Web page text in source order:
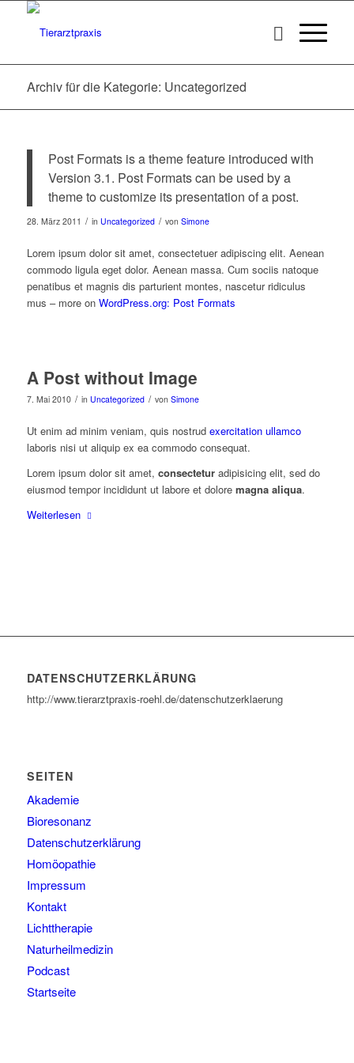
Archiv für die Kategorie: Uncategorized
Post Formats is a theme feature introduced with
Version 3.1. Post Formats can be used by a
theme to customize its presentation of a post.
28. März 2011 / in Uncategorized / von Simone
Lorem ipsum dolor sit amet, consectetuer adipiscing elit. Aenean
commodo ligula eget dolor. Aenean massa. Cum sociis natoque
penatibus et magnis dis parturient montes, nascetur ridiculus
mus – more on WordPress.org: Post Formats
A Post without Image
7. Mai 2010 / in Uncategorized / von Simone
Ut enim ad minim veniam, quis nostrud exercitation ullamco
laboris nisi ut aliquip ex ea commodo consequat.
Lorem ipsum dolor sit amet, consecteturadipisicing elit, sed do
eiusmod tempor incididunt ut labore et dolore magna aliqua.
Weiterlesen
DATENSCHUTZERKLÄRUNG
http://www.tierarztpraxis-roehl.de/datenschutzerklaerung
SEITEN
Akademie
Bioresonanz
Datenschutzerklärung
Homöopathie
Impressum
Kontakt
Lichttherapie
Naturheilmedizin
Podcast
Startseite